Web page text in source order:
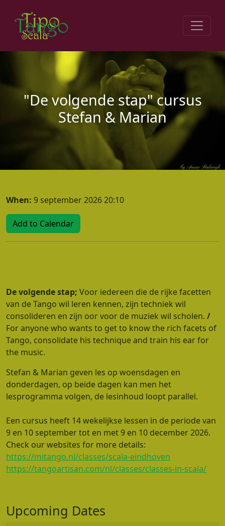
"De volgende stap" cursus
Stefan & Marian
When: 9 september 2026 20:10
Add to Calendar
De volgende stap; Voor iedereen die de rijke facetten
van de Tango wil leren kennen, zijn techniek wil
consolideren en zijn oor voor de muziek wil scholen. /
For anyone who wants to get to know the rich facets of
Tango, consolidate his technique and train his ear for
the music.
Stefan & Marian geven les op woensdagen en
donderdagen, op beide dagen kan men het
lesprogramma volgen, de lesinhoud loopt parallel.
Een cursus heeft 14 wekelijkse lessen in de periode van
9 en 10 september tot en met 9 en 10 december 2026.
Check our websites for more details:
https://mitango.nl/classes/scala-eindhoven
https://tangoartisan.com/nl/classes/classes-in-scala/
Upcoming Dates